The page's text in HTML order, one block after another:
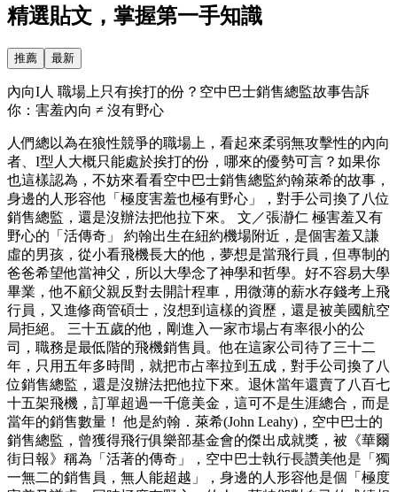
精選貼文，掌握第一手知識
推薦 最新
內向I人 職場上只有挨打的份？空中巴士銷售總監故事告訴
你：害羞內向 ≠ 沒有野心
人們總以為在狼性競爭的職場上，看起來柔弱無攻擊性的內向
者、I型人大概只能處於挨打的份，哪來的優勢可言？如果你
也這樣認為，不妨來看看空中巴士銷售總監約翰萊希的故事，
身邊的人形容他「極度害羞也極有野心」，對手公司換了八位
銷售總監，還是沒辦法把他拉下來。 文／張瀞仁 極害羞又有
野心的「活傳奇」 約翰出生在紐約機場附近，是個害羞又謙
虛的男孩，從小看飛機長大的他，夢想是當飛行員，但專制的
爸爸希望他當神父，所以大學念了神學和哲學。好不容易大學
畢業，他不顧父親反對去開計程車，用微薄的薪水存錢考上飛
行員，又進修商管碩士，沒想到這樣的資歷，還是被美國航空
局拒絕。 三十五歲的他，剛進入一家市場占有率很小的公
司，職務是最低階的飛機銷售員。他在這家公司待了三十二
年，只用五年多時間，就把市占率拉到五成，對手公司換了八
位銷售總監，還是沒辦法把他拉下來。退休當年還賣了八百七
十五架飛機，訂單超過一千億美金，這可不是生涯總合，而是
當年的銷售數量！ 他是約翰．萊希(John Leahy)，空中巴士的
銷售總監，曾獲得飛行俱樂部基金會的傑出成就獎，被《華爾
街日報》稱為「活著的傳奇」，空中巴士執行長讚美他是「獨
一無二的銷售員，無人能超越」，身邊的人形容他是個「極度